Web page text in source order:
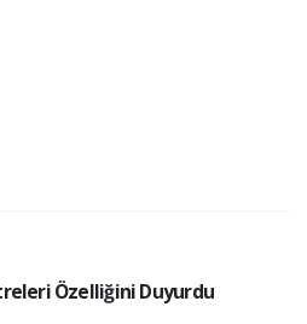
Özelliğini Duyurdu